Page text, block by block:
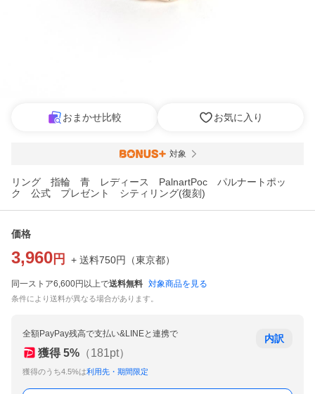
おまかせ比較 お気に入り
対象
リング 指輪 青 レディース PalnartPoc パルナートポッ
ク 公式 プレゼント シティリング(復刻)
価格
3,960 円 + 送料750円 （東京都）
同一ストア6,600円以上で送料無料 対象商品を見る
条件により送料が異なる場合があります。
全額PayPay残高で支払い&LINEと連携で
獲得 5% （181pt）
獲得のうち4.5%は利用先・期間限定
内訳